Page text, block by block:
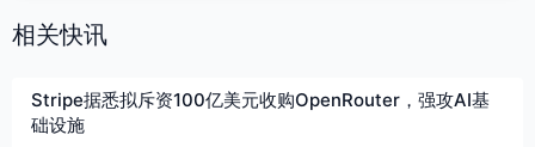
相关快讯
Stripe据悉拟斥资100亿美元收购OpenRouter，强攻AI基
础设施